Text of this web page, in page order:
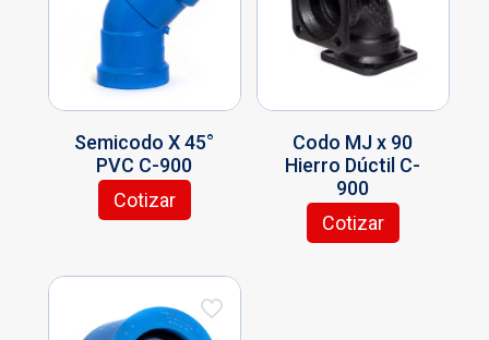
Semicodo X 45°
PVC C-900
Cotizar
Este
múltiples
Las
Codo MJ x 90
Hierro Dúctil C-
900
Cotizar
Este